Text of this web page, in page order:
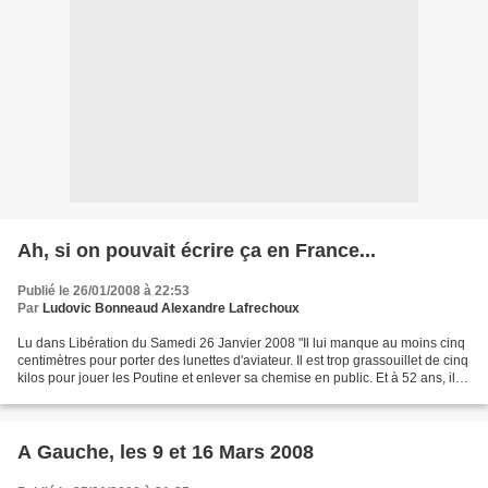
Ah, si on pouvait écrire ça en France...
Publié le 26/01/2008 à 22:53
Par Ludovic Bonneaud Alexandre Lafrechoux
Lu dans Libération du Samedi 26 Janvier 2008 "Il lui manque au moins cinq
centimètres pour porter des lunettes d'aviateur. Il est trop grassouillet de cinq
kilos pour jouer les Poutine et enlever sa chemise en public. Et à 52 ans, il a
A Gauche, les 9 et 16 Mars 2008